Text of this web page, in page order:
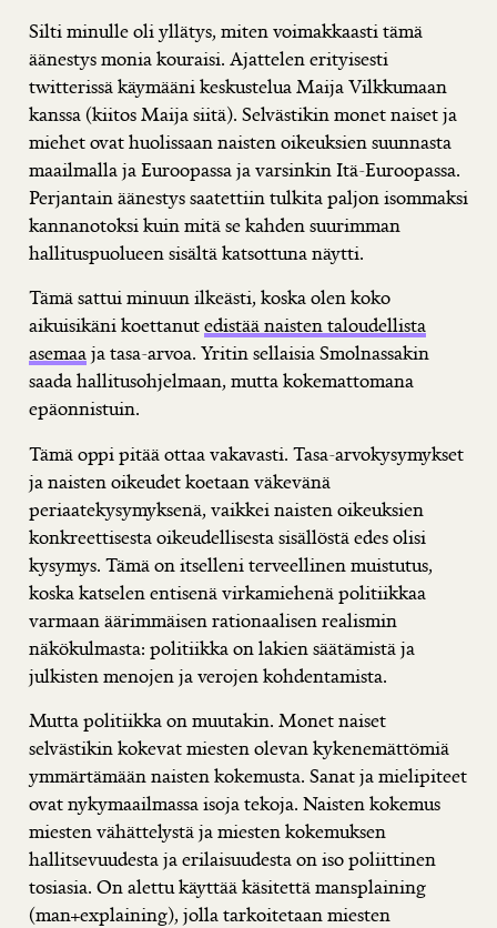
Silti minulle oli yllätys, miten voimakkaasti tämä
äänestys monia kouraisi. Ajattelen erityisesti
twitterissä käymääni keskustelua Maija Vilkkumaan
kanssa (kiitos Maija siitä). Selvästikin monet naiset ja
miehet ovat huolissaan naisten oikeuksien suunnasta
maailmalla ja Euroopassa ja varsinkin Itä-Euroopassa.
Perjantain äänestys saatettiin tulkita paljon isommaksi
kannanotoksi kuin mitä se kahden suurimman
hallituspuolueen sisältä katsottuna näytti.
Tämä sattui minuun ilkeästi, koska olen koko
aikuisikäni koettanutedistää naisten taloudellista
asemaaja tasa-arvoa. Yritin sellaisia Smolnassakin
saada hallitusohjelmaan, mutta kokemattomana
epäonnistuin.
Tämä oppi pitää ottaa vakavasti. Tasa-arvokysymykset
ja naisten oikeudet koetaan väkevänä
periaatekysymyksenä, vaikkei naisten oikeuksien
konkreettisesta oikeudellisesta sisällöstä edes olisi
kysymys. Tämä on itselleni terveellinen muistutus,
koska katselen entisenä virkamiehenä politiikkaa
varmaan äärimmäisen rationaalisen realismin
näkökulmasta: politiikka on lakien säätämistä ja
julkisten menojen ja verojen kohdentamista.
Mutta politiikka on muutakin. Monet naiset
selvästikin kokevat miesten olevan kykenemättömiä
ymmärtämään naisten kokemusta. Sanat ja mielipiteet
ovat nykymaailmassa isoja tekoja. Naisten kokemus
miesten vähättelystä ja miesten kokemuksen
hallitsevuudesta ja erilaisuudesta on iso poliittinen
tosiasia. On alettu käyttää käsitettä mansplaining
(man+explaining), jolla tarkoitetaan miesten